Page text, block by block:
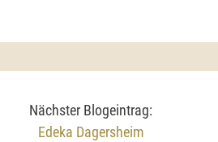
Nächster Blogeintrag:
Edeka Dagersheim